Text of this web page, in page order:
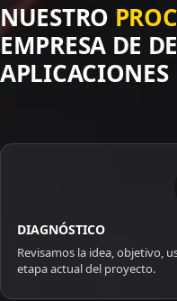
NUESTRO
EMPRESA DE
APLICACIONES
DIAGNÓSTICO
Revisamos la idea, objetivo,
etapa actual del proyecto.